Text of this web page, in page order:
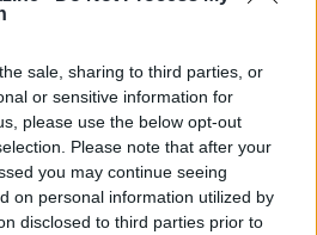
sale, sharing to third parties, or
or sensitive information for
please use the below opt-out
Please note that after your
you may continue seeing
on personal information utilized by
disclosed to third parties prior to
di mantenere la freddezza
certe regole fondamentali per
di gestione, costi che non devono
gestione dell'area tecnica?